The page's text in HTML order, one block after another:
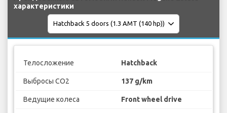
характеристики
Телосложение Hatchback
Выбросы CO2 137 g/km
Ведущие колеса Front wheel drive